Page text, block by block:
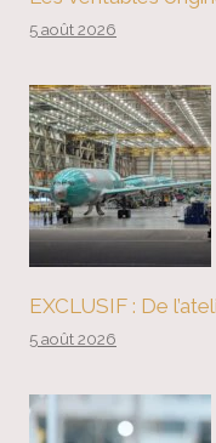
5 août 2026
EXCLUSIF : De
5 août 2026